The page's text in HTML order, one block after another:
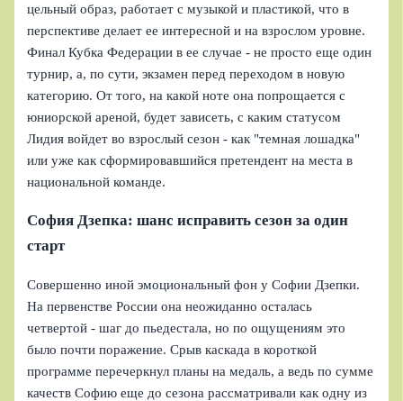
цельный образ, работает с музыкой и пластикой, что в
перспективе делает ее интересной и на взрослом уровне.
Финал Кубка Федерации в ее случае - не просто еще один
турнир, а, по сути, экзамен перед переходом в новую
категорию. От того, на какой ноте она попрощается с
юниорской ареной, будет зависеть, с каким статусом
Лидия войдет во взрослый сезон - как "темная лошадка"
или уже как сформировавшийся претендент на места в
национальной команде.
София Дзепка: шанс исправить сезон за один
старт
Совершенно иной эмоциональный фон у Софии Дзепки.
На первенстве России она неожиданно осталась
четвертой - шаг до пьедестала, но по ощущениям это
было почти поражение. Срыв каскада в короткой
программе перечеркнул планы на медаль, а ведь по сумме
качеств Софию еще до сезона рассматривали как одну из